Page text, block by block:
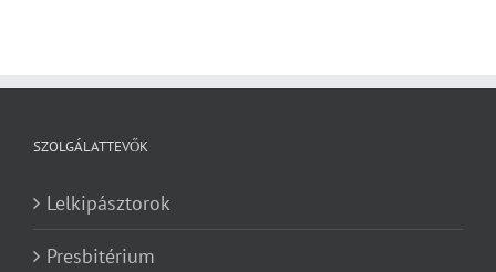
SZOLGÁLATTEVŐK
Lelkipásztorok
Presbitérium